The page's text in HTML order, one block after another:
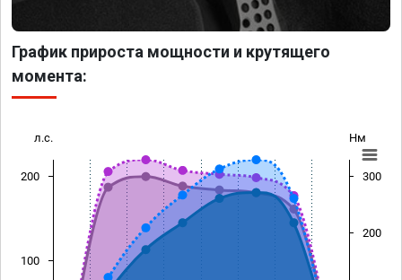
График прироста мощности и крутящего
момента:
л.с. Нм
100
200
200
300